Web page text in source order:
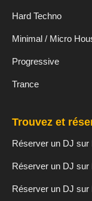
Hard Techno
Minimal / Micro
Progressive
Trance
Trouvez et
Réserver un DJ sur
Réserver un DJ sur
Réserver un DJ sur